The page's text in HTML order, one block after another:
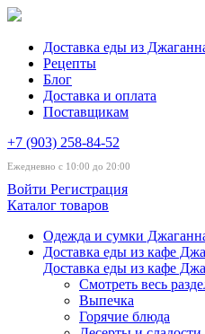
Доставка еды из
Рецепты
Блог
Доставка и оплата
Поставщикам
+7 (903) 258-84-52
Ежедневно с 10:00 до 20:00
Войти Регистрация
Каталог товаров
Одежда и сумки
Доставка еды из кафе
Доставка еды из кафе
Смотреть весь
Выпечка
Горячие блюда